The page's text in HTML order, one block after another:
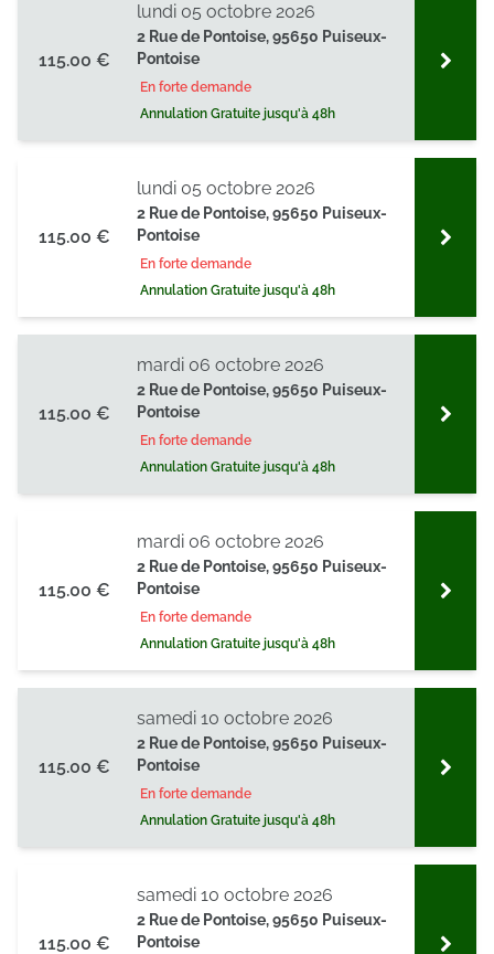
115.00 €
2 Rue de Pontoise, 95650 Puiseux-
Pontoise
En forte demande
Annulation Gratuite jusqu'à 48h
lundi 05 octobre 2026
115.00 €
2 Rue de Pontoise, 95650 Puiseux-
Pontoise
En forte demande
Annulation Gratuite jusqu'à 48h
lundi 05 octobre 2026
115.00 €
2 Rue de Pontoise, 95650 Puiseux-
Pontoise
En forte demande
Annulation Gratuite jusqu'à 48h
mardi 06 octobre 2026
115.00 €
2 Rue de Pontoise, 95650 Puiseux-
Pontoise
En forte demande
Annulation Gratuite jusqu'à 48h
mardi 06 octobre 2026
115.00 €
2 Rue de Pontoise, 95650 Puiseux-
Pontoise
En forte demande
Annulation Gratuite jusqu'à 48h
samedi 10 octobre 2026
115.00 €
2 Rue de Pontoise, 95650 Puiseux-
Pontoise
samedi 10 octobre 2026